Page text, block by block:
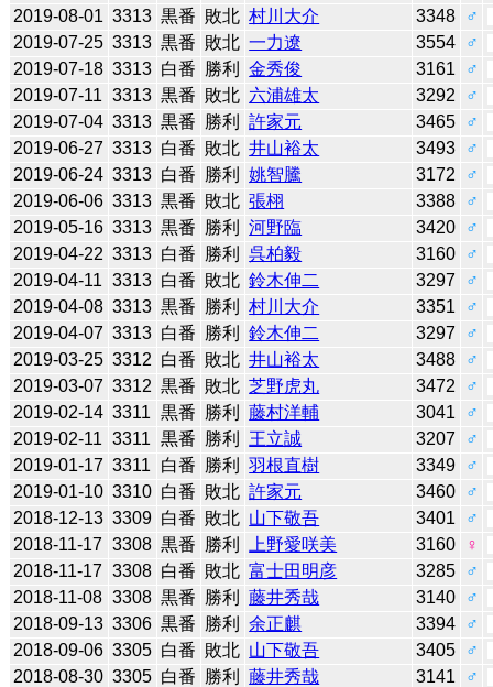
2019-08-01 3313 黒番 敗北 村川大介 3348
♂
2019-07-25 3313 黒番 敗北 一力遼 3554
♂
2019-07-18 3313 白番 勝利 金秀俊 3161
♂
2019-07-11 3313 黒番 敗北 六浦雄太 3292
♂
2019-07-04 3313 黒番 勝利 許家元 3465
♂
2019-06-27 3313 白番 敗北 井山裕太 3493
♂
2019-06-24 3313 白番 勝利 姚智騰 3172
♂
2019-06-06 3313 黒番 敗北 張栩 3388
♂
2019-05-16 3313 黒番 勝利 河野臨 3420
♂
2019-04-22 3313 白番 勝利 呉柏毅 3160
♂
2019-04-11 3313 白番 敗北 鈴木伸二 3297
♂
2019-04-08 3313 黒番 勝利 村川大介 3351
♂
2019-04-07 3313 白番 勝利 鈴木伸二 3297
♂
2019-03-25 3312 白番 敗北 井山裕太 3488
♂
2019-03-07 3312 黒番 敗北 芝野虎丸 3472
♂
2019-02-14 3311 黒番 勝利 藤村洋輔 3041
♂
2019-02-11 3311 黒番 勝利 王立誠 3207
♂
2019-01-17 3311 白番 勝利 羽根直樹 3349
♂
2019-01-10 3310 白番 敗北 許家元 3460
♂
2018-12-13 3309 白番 敗北 山下敬吾 3401
♂
2018-11-17 3308 黒番 勝利 上野愛咲美 3160
♀
2018-11-17 3308 白番 敗北 富士田明彦 3285
♂
2018-11-08 3308 黒番 勝利 藤井秀哉 3140
♂
2018-09-13 3306 黒番 勝利 余正麒 3394
♂
2018-09-06 3305 白番 敗北 山下敬吾 3405
♂
2018-08-30 3305 白番 勝利 藤井秀哉 3141
♂